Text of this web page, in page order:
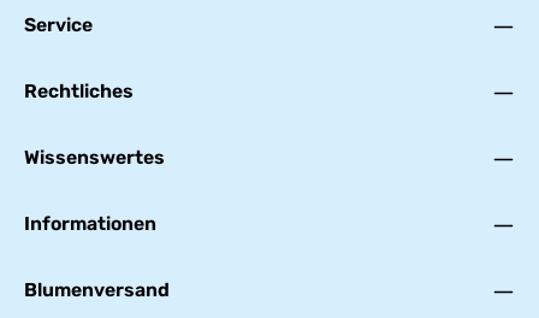
Service
Rechtliches
Wissenswertes
Informationen
Blumenversand